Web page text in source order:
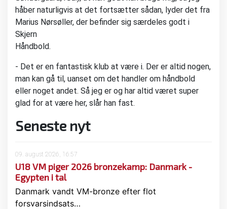
håber naturligvis at det fortsætter sådan, lyder det fra
Marius Nørsøller, der befinder sig særdeles godt i
Skjern
Håndbold.
- Det er en fantastisk klub at være i. Der er altid nogen,
man kan gå til, uanset om det handler om håndbold
eller noget andet. Så jeg er og har altid været super
glad for at være her, slår han fast.
Seneste nyt
09. august 2026, 16:57
U18 VM piger 2026 bronzekamp: Danmark -
Egypten i tal
Danmark vandt VM-bronze efter flot
forsvarsindsats…